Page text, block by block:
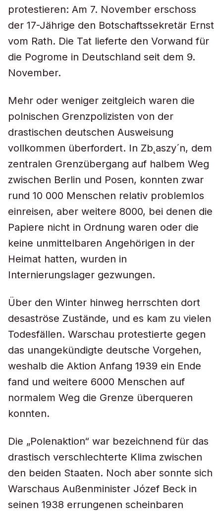
protestieren: Am 7. November erschoss
der 17-Jährige den Botschaftssekretär Ernst
vom Rath. Die Tat lieferte den Vorwand für
die Pogrome in Deutschland seit dem 9.
November.
Mehr oder weniger zeitgleich waren die
polnischen Grenzpolizisten von der
drastischen deutschen Ausweisung
vollkommen überfordert. In Zb˛aszy´n, dem
zentralen Grenzübergang auf halbem Weg
zwischen Berlin und Posen, konnten zwar
rund 10 000 Menschen relativ problemlos
einreisen, aber weitere 8000, bei denen die
Papiere nicht in Ordnung waren oder die
keine unmittelbaren Angehörigen in der
Heimat hatten, wurden in
Internierungslager gezwungen.
Über den Winter hinweg herrschten dort
desaströse Zustände, und es kam zu vielen
Todesfällen. Warschau protestierte gegen
das unangekündigte deutsche Vorgehen,
weshalb die Aktion Anfang 1939 ein Ende
fand und weitere 6000 Menschen auf
normalem Weg die Grenze überqueren
konnten.
Die „Polenaktion“ war bezeichnend für das
drastisch verschlechterte Klima zwischen
den beiden Staaten. Noch aber sonnte sich
Warschaus Außenminister Józef Beck in
seinen 1938 errungenen scheinbaren